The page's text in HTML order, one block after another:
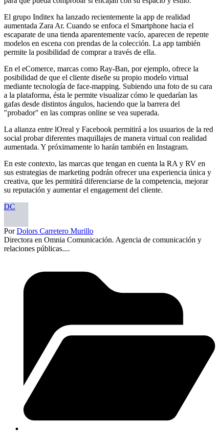
El grupo Inditex ha lanzado recientemente la app de realidad
aumentada Zara Ar. Cuando se enfoca el Smartphone hacia el
escaparate de una tienda aparentemente vacío, aparecen de repente
modelos en escena con prendas de la colección. La app también
permite la posibilidad de comprar a través de ella.
En el eComerce, marcas como Ray-Ban, por ejemplo, ofrece la
posibilidad de que el cliente diseñe su propio modelo virtual
mediante tecnología de face-mapping. Subiendo una foto de su cara
a la plataforma, ésta le permite visualizar cómo le quedarían las
gafas desde distintos ángulos, haciendo que la barrera del
"probador" en las compras online se vea superada.
La alianza entre lOreal y Facebook permitirá a los usuarios de la red
social probar diferentes maquillajes de manera virtual con realidad
aumentada. Y próximamente lo harán también en Instagram.
En este contexto, las marcas que tengan en cuenta la RA y RV en
sus estrategias de marketing podrán ofrecer una experiencia única y
creativa, que les permitirá diferenciarse de la competencia, mejorar
su reputación y aumentar el engagement del cliente.
DC
PorDolors Carretero Murillo
Directora en Omnia Comunicación. Agencia de comunicación y
relaciones públicas....